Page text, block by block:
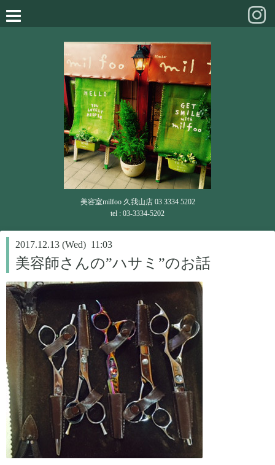
美容室milfoo 久我山店 03 3334 5202
tel : 03-3334-5202
2017.12.13 (Wed) 11:03
美容師さんの”ハサミ”のお話